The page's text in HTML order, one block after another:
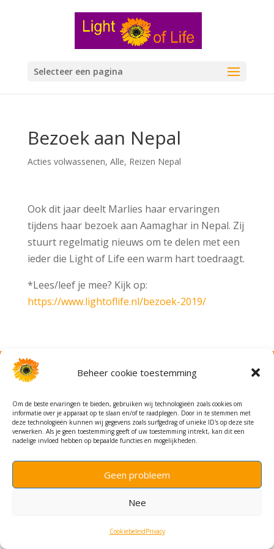
Beheer cookie toestemming
Om de beste ervaringen te bieden, gebruiken wij technologieën zoals cookies om
informatie over je apparaat op te slaan en/of te raadplegen. Door in te stemmen met
deze technologieën kunnen wij gegevens zoals surfgedrag of unieke ID's op deze site
verwerken. Als je geen toestemming geeft of uw toestemming intrekt, kan dit een
nadelige invloed hebben op bepaalde functies en mogelijkheden.
Geen probleem
Nee
CookiebeleidPrivacy
Selecteer een pagina
Bezoek aan Nepal
Acties volwassenen, Alle, Reizen Nepal
Ook dit jaar deelt Marlies haar ervaringen
tijdens haar bezoek aan Aamaghar in Nepal. Zij
stuurt regelmatig nieuws om te delen met een
ieder die Light of Life een warm hart toedraagt.
*Lees/leef je mee? Kijk op:
https://www.lightoflife.nl/bezoek-2019/